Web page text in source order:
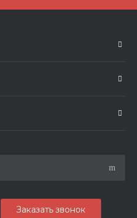
Заказать звонок